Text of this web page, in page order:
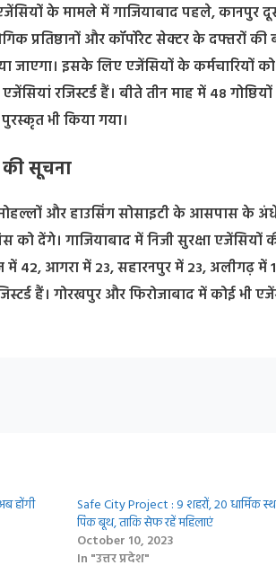
एजेंसियों के मामले में गाजियाबाद पहले, कानपुर
प्रतिष्ठानों और कॉर्पोरेट सेक्टर के दफ्तरों
जाएगा। इसके लिए एजेंसियों के कर्मचारियों को
रजिस्टर्ड हैं। बीते तीन माह में 48
भी किया गया।
सूचना
और हाउसिंग सोसाइटी के आसपास के
देंगे। गाजियाबाद में निजी सुरक्षा एजेंसियों
42, आगरा में 23, सहारनपुर में 23, अलीगढ़ में
हैं। गोरखपुर और फिरोजाबाद में कोई भी
होंगी
Safe City Project : 9 शहरों, 20 धार्मिक
पिंक बूथ, ताकि सेफ रहें महिलाएं
October 10, 2023
In "उत्तर प्रदेश"